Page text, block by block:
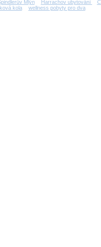
Mlýn Harrachov ubytování
kola wellness pobyty pro dva